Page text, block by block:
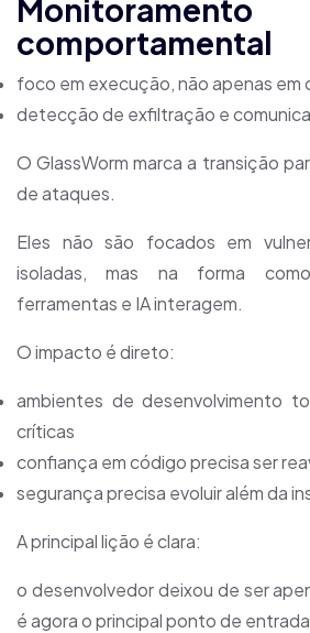
Monitoramento
comportamental
foco em execução, não apenas em
detecção de exfiltração e
O GlassWorm marca a transição
de ataques.
Eles não são focados em
isoladas, mas na forma como
ferramentas e IA interagem.
O impacto é direto:
ambientes de desenvolvimento
críticas
confiança em código precisa ser
segurança precisa evoluir além da
A principal lição é clara:
o desenvolvedor deixou de ser
é agora o principal ponto de